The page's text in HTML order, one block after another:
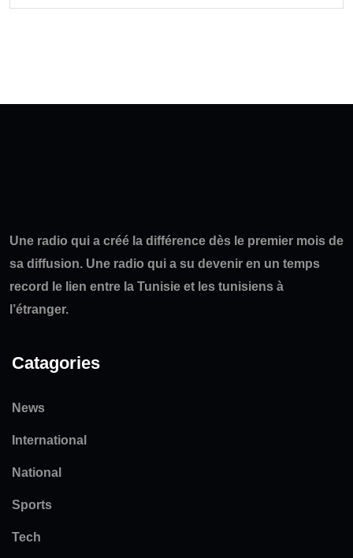
Une radio qui a créé la différence dès le premier mois de
sa diffusion. Une radio qui a su devenir en un temps
record le lien entre la Tunisie et les tunisiens à
l’étranger.
Catagories
News
International
National
Sports
Tech